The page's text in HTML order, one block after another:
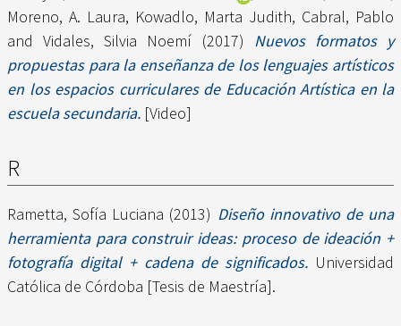
Moreno, A. Laura, Kowadlo, Marta Judith, Cabral, Pablo
andVidales, Silvia Noemí (2017) Nuevos formatos y
propuestas para la enseñanza de los lenguajes artísticos
en los espacios curriculares de Educación Artística en la
escuela secundaria. [Video]
R
Rametta, Sofía Luciana (2013) Diseño innovativo de una
herramienta para construir ideas: proceso de ideación +
fotografía digital + cadena de significados. Universidad
Católica de Córdoba [Tesis de Maestría].